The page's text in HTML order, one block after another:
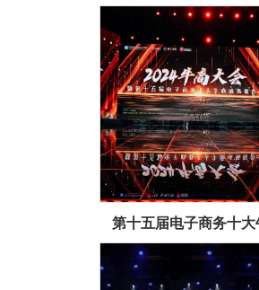
第十五届电子商务十